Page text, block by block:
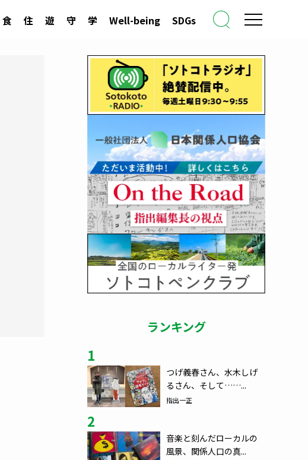
食 住 遊 守 学 Well-being SDGs
ランキング
1
つげ義春さん、水木しげ
るさん、そして……...
指出一正
2
音楽と刻んだローカルの
風景、関係人口の真...